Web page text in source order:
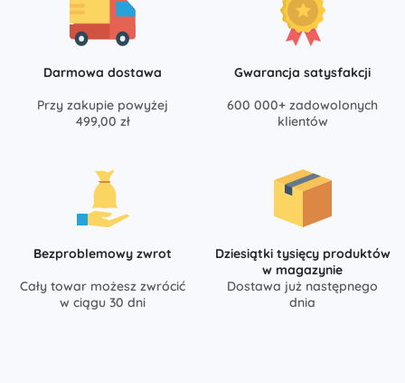
Darmowa dostawa
Przy zakupie powyżej
499,00 zł
Gwarancja satysfakcji
600 000+ zadowolonych
klientów
Bezproblemowy zwrot
Cały towar możesz zwrócić
w ciągu 30 dni
Dziesiątki tysięcy produktów
w magazynie
Dostawa już następnego
dnia